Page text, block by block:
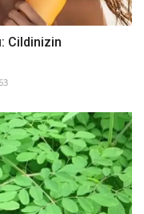
Cildinizin